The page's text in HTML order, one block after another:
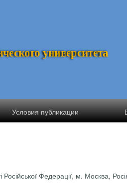
ческого университета
Условия публикации
Федерації, м. Москва,